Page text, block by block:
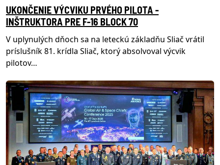
UKONČENIE VÝCVIKU PRVÉHO PILOTA -
INŠTRUKTORA PRE F-16 BLOCK 70
V uplynulých dňoch sa na leteckú základňu Sliač vrátil
príslušník 81. krídla Sliač, ktorý absolvoval výcvik
pilotov…